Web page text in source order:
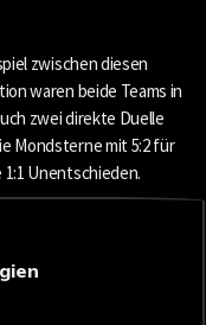
zwischen diesen
waren beide Teams in
zwei direkte Duelle
Mondsterne mit 5:2 für
Unentschieden.